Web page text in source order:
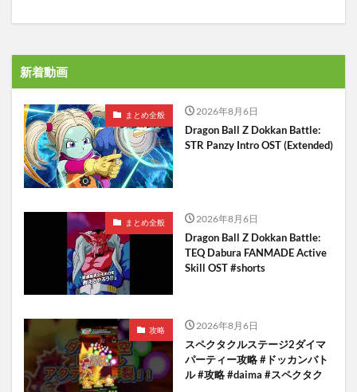
新着動画
まとめ全般 2026年8月6日
Dragon Ball Z Dokkan Battle:
STR Panzy Intro OST (Extended)
まとめ全般 2026年8月6日
Dragon Ball Z Dokkan Battle:
TEQ Dabura FANMADE Active
Skill OST #shorts
攻略 2026年8月6日
スペクタクルステージ2ダイマ
パーティー攻略 #ドッカンバト
ル #攻略 #daima #スペクタク